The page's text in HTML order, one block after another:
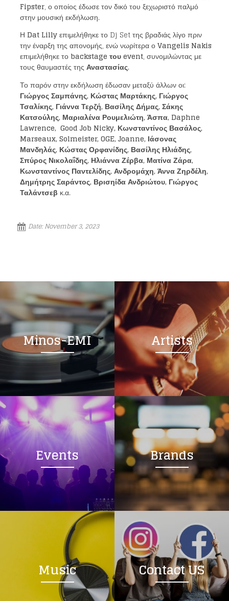
Fipster, ο οποίος έδωσε τον δικό του ξεχωριστό παλμό
στην μουσική εκδήλωση.
Η Dat Lillyεπιμελήθηκε το Dj Set της βραδιάς λίγο πριν
την έναρξη της απονομής, ενώ νωρίτερα οVangelis Nakis
επιμελήθηκε το backstage τουevent, συνομιλώντας με
τους θαυμαστές τηςΑναστασίας.
Το παρόν στην εκδήλωση έδωσαν μεταξύ άλλων οι:
Γιώργος Σαμπάνης, Κώστας Μαρτάκης, Γιώργος
Τσαλίκης, Γιάννα Τερζή, Βασίλης Δήμας, Σάκης
Κατσούλης, Μαριαλένα Ρουμελιώτη, Άσπα, Daphne
Lawrence, Good Job Nicky, Κωνσταντίνος Βασάλος,
Marseaux, Solmeister, OGE, Joanne, Ιάσονας
Μανδηλάς, Κώστας Ορφανίδης, Βασίλης Ηλιάδης,
Σπύρος Νικολαΐδης, Ηλιάννα Ζέρβα, Ματίνα Ζάρα,
Κωνσταντίνος Παντελίδης, Ανδρομάχη, Άννα Ζηρδέλη,
Δημήτρης Σαράντος, Βρισηίδα Ανδριώτου, Γιώργος
Ταλάντσεβ κ.α.
Date:November 3, 2023
Minos-EMI Artists
Events Brands
Music Contact US